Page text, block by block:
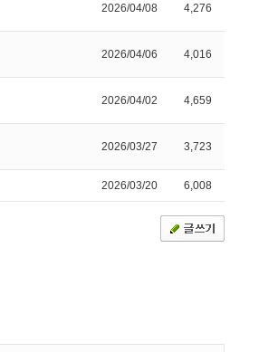
2026/04/08 4,276
2026/04/06 4,016
2026/04/02 4,659
2026/03/27 3,723
2026/03/20 6,008